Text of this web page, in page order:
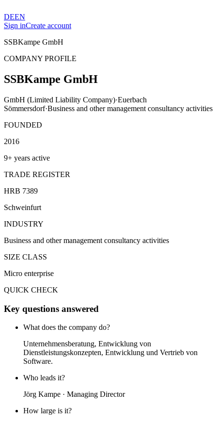
DEEN
Sign inCreate account
SSBKampe GmbH
COMPANY PROFILE
SSBKampe GmbH
GmbH (Limited Liability Company)·Euerbach
Sömmersdorf·Business and other management consultancy activities
FOUNDED
2016
9+ years active
TRADE REGISTER
HRB 7389
Schweinfurt
INDUSTRY
Business and other management consultancy activities
SIZE CLASS
Micro enterprise
QUICK CHECK
Key questions answered
What does the company do?
Unternehmensberatung, Entwicklung von
Dienstleistungskonzepten, Entwicklung und Vertrieb von
Software.
Who leads it?
Jörg Kampe · Managing Director
How large is it?